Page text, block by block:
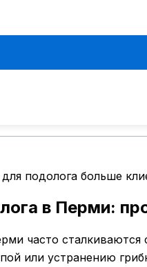
подолога больше
в Перми:
часто
или устранению